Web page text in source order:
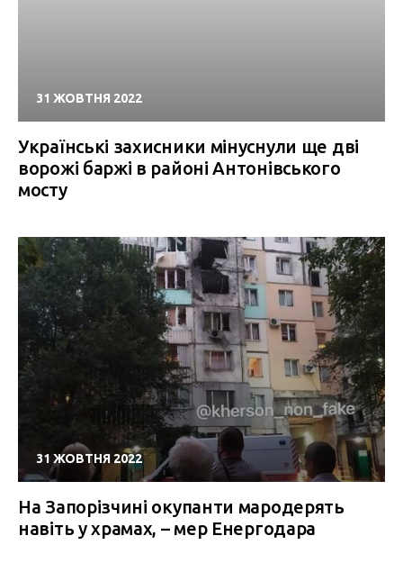
31 ЖОВТНЯ 2022
Українські захисники мінуснули ще дві
ворожі баржі в районі Антонівського
мосту
31 ЖОВТНЯ 2022
На Запорізчині окупанти мародерять
навіть у храмах, – мер Енергодара